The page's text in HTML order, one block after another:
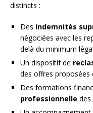
distincts :
Des indemnités
négociées avec les
delà du minimum légal
Un dispositif de
des offres proposées
Des formations
professionnelle des